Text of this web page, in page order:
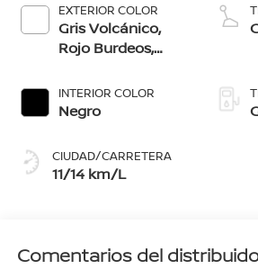
EXTERIOR COLOR
Gris Volcánico,
Rojo Burdeos,
Azul Imperial, Gris
Oxford,
Gris/Negro
INTERIOR COLOR
Negro
CIUDAD/CARRETERA
11/14 km/L
Comentarios del